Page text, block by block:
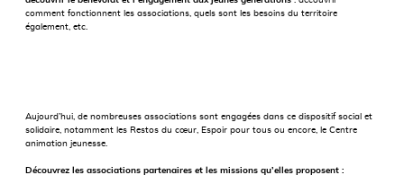
comment fonctionnent les associations, quels sont les besoins du territoire
également, etc.
Aujourd’hui, de nombreuses associations sont engagées dans ce dispositif social et
solidaire, notamment les Restos du cœur, Espoir pour tous ou encore, le Centre
animation jeunesse.
Découvrez les associations partenaires et les missions qu’elles proposent :